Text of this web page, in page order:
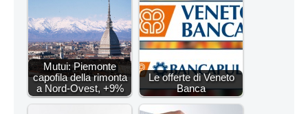
Mutui: Piemonte
capofila della rimonta
a Nord-Ovest, +9%
Le offerte di Veneto
Banca